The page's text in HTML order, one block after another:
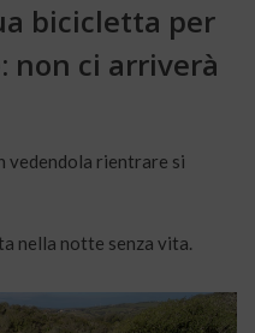
bicicletta per
non ci arriverà
vedendola rientrare si
nella notte senza vita.